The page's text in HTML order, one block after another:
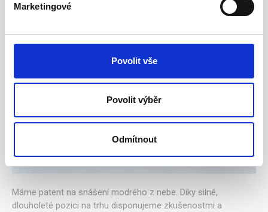
Marketingové
Povolit vše
Povolit výběr
Odmítnout
Máme patent na snášení modrého z nebe. Díky silné,
dlouholeté pozici na trhu disponujeme zkušenostmi a